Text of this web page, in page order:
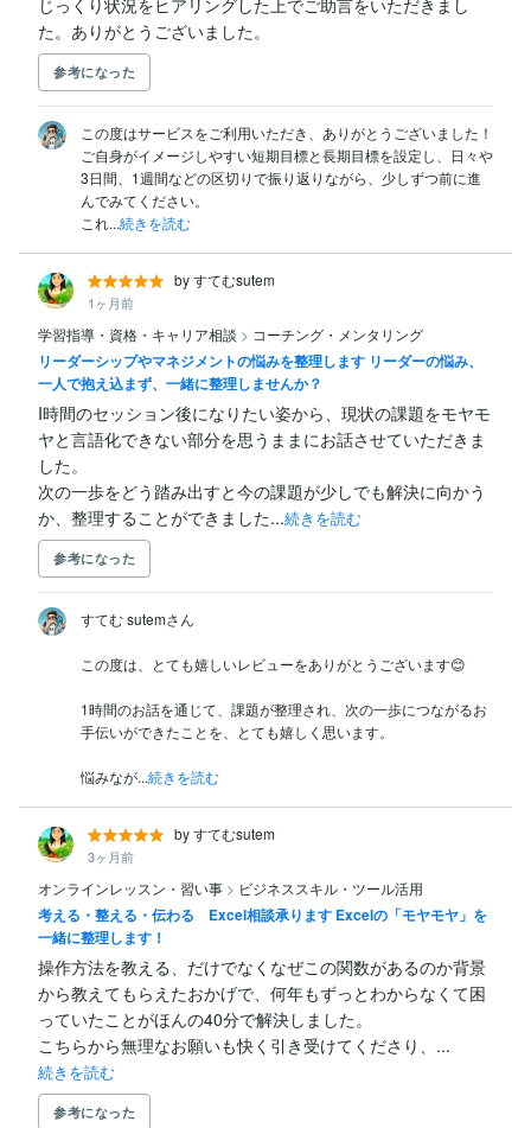
じっくり状況をヒアリングした上でご助言をいただきまし
た。ありがとうございました。
参考になった
この度はサービスをご利用いただき、ありがとうございました！
ご自身がイメージしやすい短期目標と長期目標を設定し、日々や
3日間、1週間などの区切りで振り返りながら、少しずつ前に進
んでみてください。
これ...続きを読む
by すてむsutem
1ヶ月前
学習指導・資格・キャリア相談 > コーチング・メンタリング
リーダーシップやマネジメントの悩みを整理します リーダーの悩み、
一人で抱え込まず、一緒に整理しませんか？
I時間のセッション後になりたい姿から、現状の課題をモヤモ
ヤと言語化できない部分を思うままにお話させていただきま
した。
次の一歩をどう踏み出すと今の課題が少しでも解決に向かう
か、整理することができました...続きを読む
参考になった
すてむ sutemさん
この度は、とても嬉しいレビューをありがとうございます😊
1時間のお話を通じて、課題が整理され、次の一歩につながるお
手伝いができたことを、とても嬉しく思います。
悩みなが...続きを読む
by すてむsutem
3ヶ月前
オンラインレッスン・習い事 > ビジネススキル・ツール活用
考える・整える・伝わる Excel相談承ります Excelの「モヤモヤ」を
一緒に整理します！
操作方法を教える、だけでなくなぜこの関数があるのか背景
から教えてもらえたおかげで、何年もずっとわからなくて困
っていたことがほんの40分で解決しました。
こちらから無理なお願いも快く引き受けてくださり、...
続きを読む
参考になった